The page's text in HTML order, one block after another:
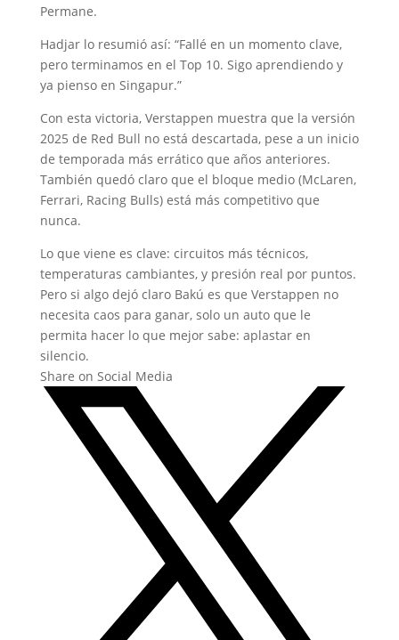
Permane.
Hadjar lo resumió así: “Fallé en un momento clave,
pero terminamos en el Top 10. Sigo aprendiendo y
ya pienso en Singapur.”
Con esta victoria, Verstappen muestra que la versión
2025 de Red Bull no está descartada, pese a un inicio
de temporada más errático que años anteriores.
También quedó claro que el bloque medio (McLaren,
Ferrari, Racing Bulls) está más competitivo que
nunca.
Lo que viene es clave: circuitos más técnicos,
temperaturas cambiantes, y presión real por puntos.
Pero si algo dejó claro Bakú es que Verstappen no
necesita caos para ganar, solo un auto que le
permita hacer lo que mejor sabe: aplastar en
silencio.
Share on Social Media